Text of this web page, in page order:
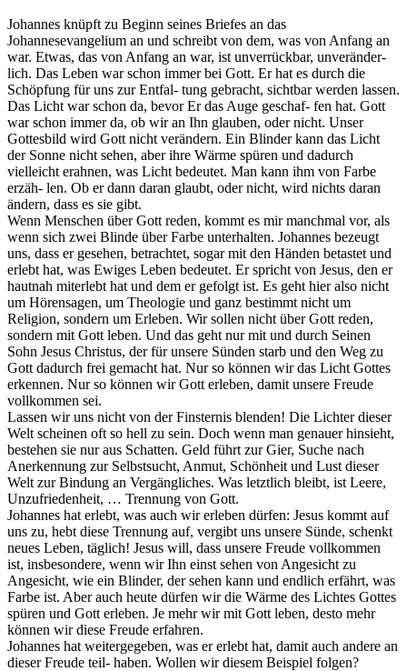
Johannes knüpft zu Beginn seines Briefes an das
Johannesevangelium an und schreibt von dem, was von Anfang an
war. Etwas, das von Anfang an war, ist unverrückbar, unveränder-
lich. Das Leben war schon immer bei Gott. Er hat es durch die
Schöpfung für uns zur Entfal- tung gebracht, sichtbar werden lassen.
Das Licht war schon da, bevor Er das Auge geschaf- fen hat. Gott
war schon immer da, ob wir an Ihn glauben, oder nicht. Unser
Gottesbild wird Gott nicht verändern. Ein Blinder kann das Licht
der Sonne nicht sehen, aber ihre Wärme spüren und dadurch
vielleicht erahnen, was Licht bedeutet. Man kann ihm von Farbe
erzäh- len. Ob er dann daran glaubt, oder nicht, wird nichts daran
ändern, dass es sie gibt.
Wenn Menschen über Gott reden, kommt es mir manchmal vor, als
wenn sich zwei Blinde über Farbe unterhalten. Johannes bezeugt
uns, dass er gesehen, betrachtet, sogar mit den Händen betastet und
erlebt hat, was Ewiges Leben bedeutet. Er spricht von Jesus, den er
hautnah miterlebt hat und dem er gefolgt ist. Es geht hier also nicht
um Hörensagen, um Theologie und ganz bestimmt nicht um
Religion, sondern um Erleben. Wir sollen nicht über Gott reden,
sondern mit Gott leben. Und das geht nur mit und durch Seinen
Sohn Jesus Christus, der für unsere Sünden starb und den Weg zu
Gott dadurch frei gemacht hat. Nur so können wir das Licht Gottes
erkennen. Nur so können wir Gott erleben, damit unsere Freude
vollkommen sei.
Lassen wir uns nicht von der Finsternis blenden! Die Lichter dieser
Welt scheinen oft so hell zu sein. Doch wenn man genauer hinsieht,
bestehen sie nur aus Schatten. Geld führt zur Gier, Suche nach
Anerkennung zur Selbstsucht, Anmut, Schönheit und Lust dieser
Welt zur Bindung an Vergängliches. Was letztlich bleibt, ist Leere,
Unzufriedenheit, … Trennung von Gott.
Johannes hat erlebt, was auch wir erleben dürfen: Jesus kommt auf
uns zu, hebt diese Trennung auf, vergibt uns unsere Sünde, schenkt
neues Leben, täglich! Jesus will, dass unsere Freude vollkommen
ist, insbesondere, wenn wir Ihn einst sehen von Angesicht zu
Angesicht, wie ein Blinder, der sehen kann und endlich erfährt, was
Farbe ist. Aber auch heute dürfen wir die Wärme des Lichtes Gottes
spüren und Gott erleben. Je mehr wir mit Gott leben, desto mehr
können wir diese Freude erfahren.
Johannes hat weitergegeben, was er erlebt hat, damit auch andere an
dieser Freude teil- haben. Wollen wir diesem Beispiel folgen?